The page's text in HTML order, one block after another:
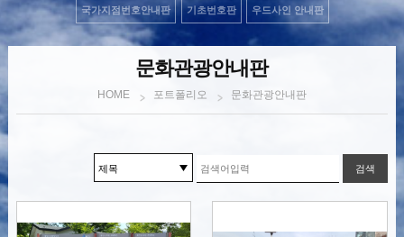
국가지점번호안내판 기초번호판 우드사인 안내판
문화관광안내판
HOME 포트폴리오 문화관광안내판